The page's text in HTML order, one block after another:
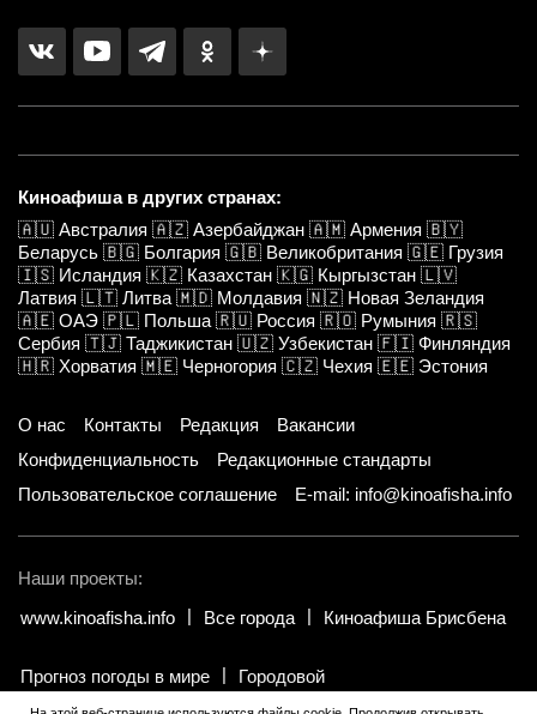
Киноафиша в других странах:
🇦🇺 Австралия 🇦🇿 Азербайджан 🇦🇲 Армения 🇧🇾
Беларусь 🇧🇬 Болгария 🇬🇧 Великобритания 🇬🇪 Грузия
🇮🇸 Исландия 🇰🇿 Казахстан 🇰🇬 Кыргызстан 🇱🇻
Латвия 🇱🇹 Литва 🇲🇩 Молдавия 🇳🇿 Новая Зеландия
🇦🇪 ОАЭ 🇵🇱 Польша 🇷🇺 Россия 🇷🇴 Румыния 🇷🇸
Сербия 🇹🇯 Таджикистан 🇺🇿 Узбекистан 🇫🇮 Финляндия
🇭🇷 Хорватия 🇲🇪 Черногория 🇨🇿 Чехия 🇪🇪 Эстония
О нас Контакты Редакция
Вакансии
Конфиденциальность
Редакционные стандарты
Пользовательское соглашение
E-mail: info@kinoafisha.info
Наши проекты:
www.kinoafisha.info
Все города Киноафиша Брисбена
Прогноз погоды в мире Городовой